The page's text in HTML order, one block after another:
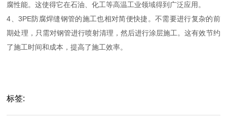
腐性能。这使得它在石油、化工等高温工业领域得到广泛应用。
4、3PE防腐焊缝钢管的施工也相对简便快捷。不需要进行复杂的前
期处理，只需对钢管进行喷射清理，然后进行涂层施工。这有效节约
了施工时间和成本，提高了施工效率。
标签: